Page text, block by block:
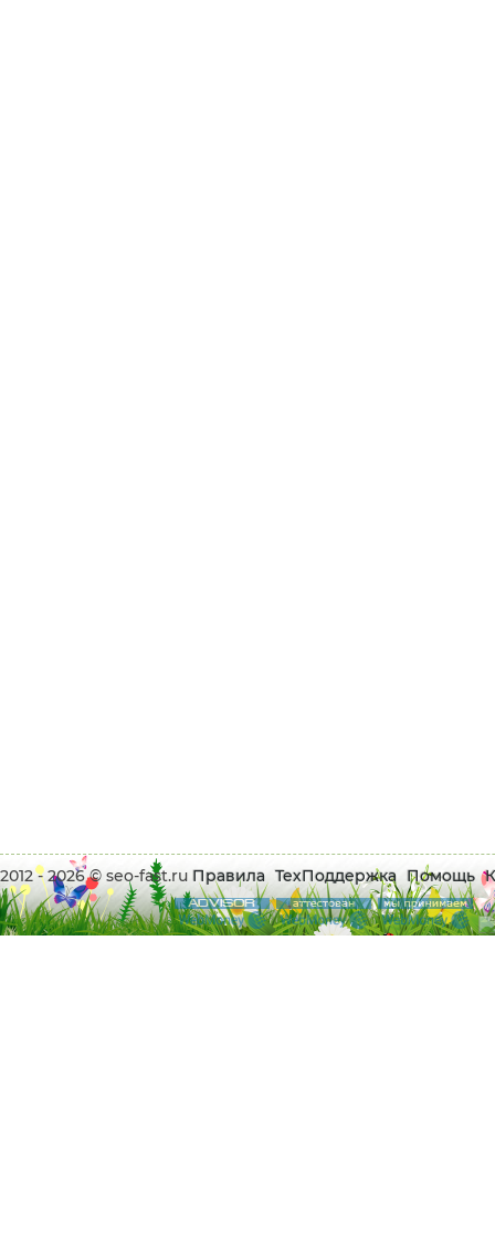
2012 - 2026 © seo-fast.ru Правила ТехПоддержка Помощь